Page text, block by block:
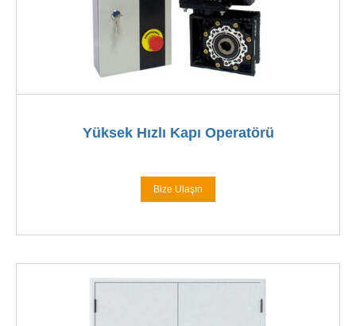
Yüksek Hızlı Kapı Operatörü
Bize Ulaşın